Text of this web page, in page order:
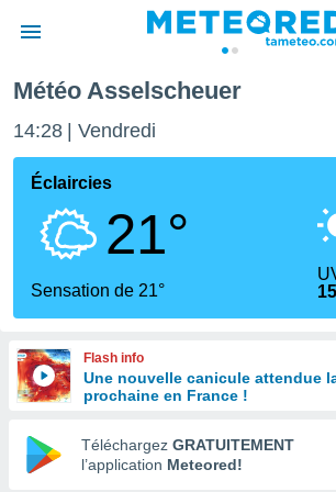
de
en
Météo Asselscheuer
14:28 Vendredi
Éclaircies
21°
Sensation de 21°
Flash info
Une nouvelle canicule attendue
prochaine en France !
Téléchargez GRATUITEMENT
l’application Meteored!